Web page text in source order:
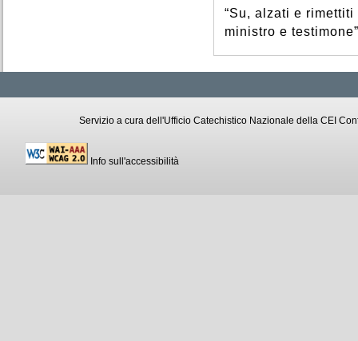
“Su, alzati e
ministro e
Servizio a cura dell'Ufficio Catechistico Nazionale della CEI
Info sull'accessibilità